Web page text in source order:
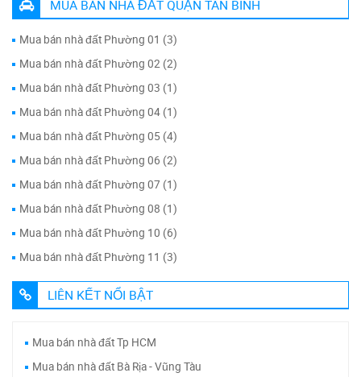
MUA BÁN NHÀ ĐẤT QUẬN TÂN BÌNH
Mua bán nhà đất Phường 01 (3)
Mua bán nhà đất Phường 02 (2)
Mua bán nhà đất Phường 03 (1)
Mua bán nhà đất Phường 04 (1)
Mua bán nhà đất Phường 05 (4)
Mua bán nhà đất Phường 06 (2)
Mua bán nhà đất Phường 07 (1)
Mua bán nhà đất Phường 08 (1)
Mua bán nhà đất Phường 10 (6)
Mua bán nhà đất Phường 11 (3)
LIÊN KẾT NỔI BẬT
Mua bán nhà đất Tp HCM
Mua bán nhà đất Bà Rịa - Vũng Tàu